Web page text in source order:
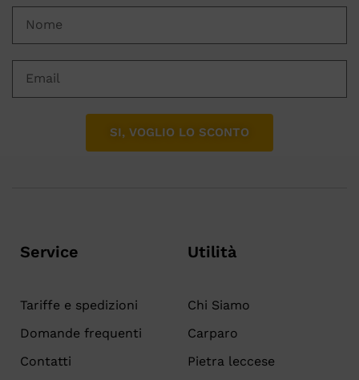
SI, VOGLIO LO SCONTO
Service
Tariffe e spedizioni
Domande frequenti
Contatti
Utilità
Chi Siamo
Carparo
Pietra leccese